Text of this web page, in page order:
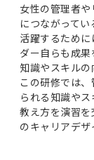
女性の管理者
につながって
活躍するため
ダー自らも成
知識やスキルの
この研修では
られる知識や
教え方を演習
のキャリアデザ